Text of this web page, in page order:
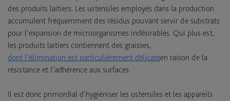
des produits laitiers. Les ustensiles employés dans la production
accumulent fréquemment des résidus pouvant servir de substrats
pour l’expansion de microorganismes indésirables. Qui plus est,
les produits laitiers contiennent des graisses,
dont l’élimination est particulièrement délicateen raison de la
résistance et l’adhérence aux surfaces.
Il est donc primordial d’hygiéniser les ustensiles et les appareils